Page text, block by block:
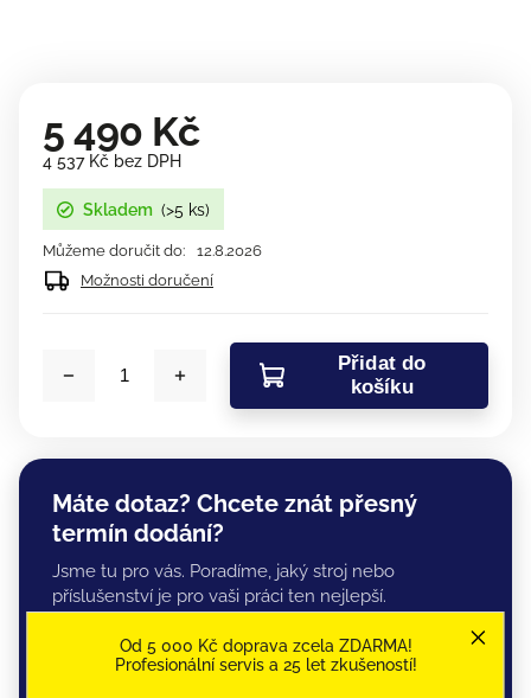
Od 5 000 Kč doprava zcela ZDARMA!
Profesionální servis a 25 let zkušeností!
5 490 Kč
4 537 Kč bez DPH
Skladem (>5 ks)
Můžeme doručit do:
12.8.2026
Možnosti doručení
Přidat do
košíku
Máte dotaz? Chcete znát přesný
termín dodání?
Jsme tu pro vás. Poradíme, jaký stroj nebo
příslušenství je pro vaši práci ten nejlepší.
+420 777 332 266